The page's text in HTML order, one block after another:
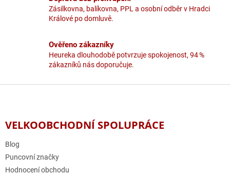
v
u
Zásilkovna, balíkovna, PPL a osobní odběr v Hradci
Králové po domluvě.
Ověřeno zákazníky
Heureka dlouhodobě potvrzuje spokojenost, 94 %
zákazníků nás doporučuje.
Z
VELKOOBCHODNÍ SPOLUPRÁCE
Blog
Puncovní značky
Hodnocení obchodu